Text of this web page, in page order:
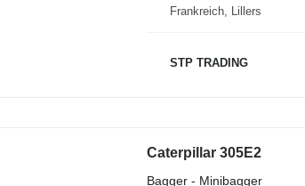
Frankreich, Lillers
STP TRADING
Caterpillar 305E2
Bagger - Minibagger